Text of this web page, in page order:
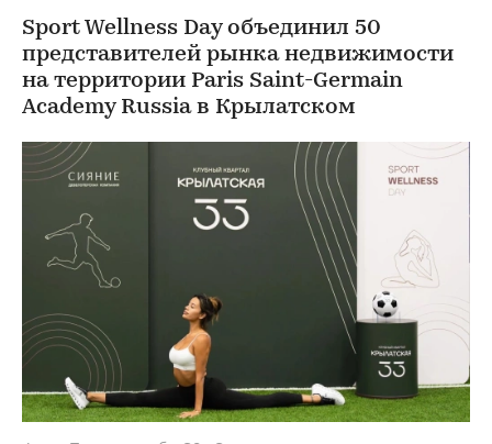
Sport Wellness Day объединил 50
представителей рынка недвижимости
на территории Paris Saint-Germain
Academy Russia в Крылатском